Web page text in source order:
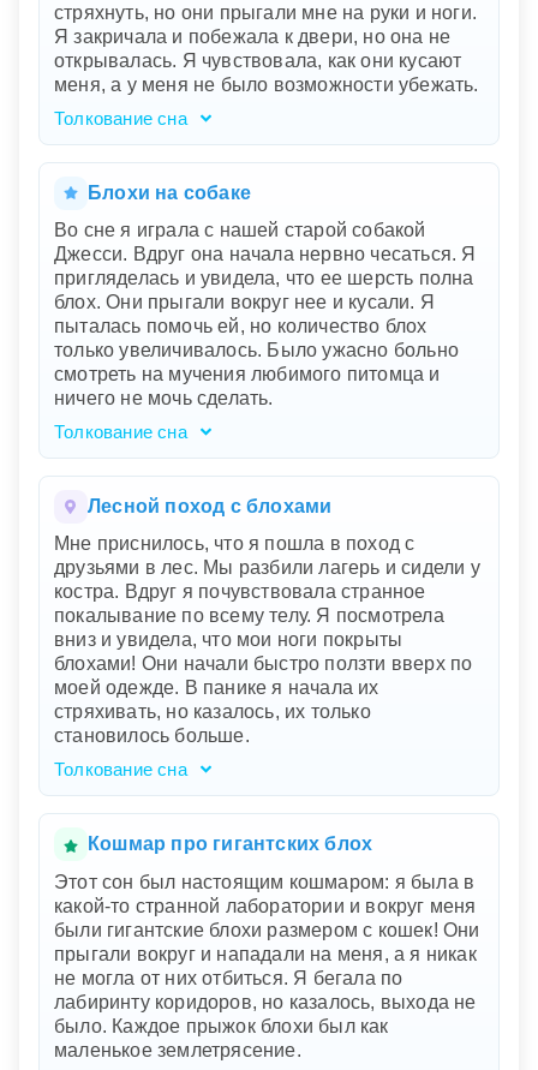
стряхнуть, но они прыгали мне на руки и ноги.
Я закричала и побежала к двери, но она не
открывалась. Я чувствовала, как они кусают
меня, а у меня не было возможности убежать.
Толкование сна
Ваш сон о ползучих блохах на ковре, закрытой
двери и ощущении безвыходности
представляет собой символическое
чувства уязвимости. Ковер, обычно
символизирующий уют и комфорт, становится
местом угрозы, что может указывать на
скрытые проблемы или тревоги в вашей
жизни, которые вы игнорировали или не
замечали. Блохи, кусая вас, показывают, что
эти проблемы начинают причинять вам
реальный дискомфорт. Закрытая дверь
символизирует чувство ловушки или
невозможности найти решение.
Блохи на собаке
Во сне я играла с нашей старой собакой
Джесси. Вдруг она начала нервно чесаться. Я
пригляделась и увидела, что ее шерсть полна
блох. Они прыгали вокруг нее и кусали. Я
пыталась помочь ей, но количество блох
только увеличивалось. Было ужасно больно
смотреть на мучения любимого питомца и
ничего не мочь сделать.
Толкование сна
Этот сон, где ваша старая собака Джесси
страдает от блох, символизирует глубокую
обеспокоенность и беспомощность перед
тревоги и невозможности помочь отражает
ваше внутреннее состояние и может быть
связано с реальными событиями в вашей
жизни. Возможно, вы чувствуете себя
подавленным или беспомощным перед
ситуацией, которая выходит из-под вашего
контроля. Эти блохи представляют мелкие, но
назойливые проблемы или заботы, которые
накапливаются и вызывают дискомфорт.
Лесной поход с блохами
Мне приснилось, что я пошла в поход с
друзьями в лес. Мы разбили лагерь и сидели у
костра. Вдруг я почувствовала странное
покалывание по всему телу. Я посмотрела
вниз и увидела, что мои ноги покрыты
блохами! Они начали быстро ползти вверх по
моей одежде. В панике я начала их
стряхивать, но казалось, их только
становилось больше.
Толкование сна
Сон о походе с друзьями, лагере и внезапном
нашествии блох может быть символическим
отражением вашего внутреннего мира. Поход
близость к природе и желание провести время
с дорогими вам людьми. Однако блохи,
которые вдруг появляются и начинают
атаковать вас, могут указывать на чувство
беспокойства или раздражения в реальной
жизни. Возможно, есть небольшие, но
настойчивые проблемы, которые вас
беспокоят и требуют вашего внимания.
Кошмар про гигантских блох
Этот сон был настоящим кошмаром: я была в
какой-то странной лаборатории и вокруг меня
были гигантские блохи размером с кошек! Они
прыгали вокруг и нападали на меня, а я никак
не могла от них отбиться. Я бегала по
лабиринту коридоров, но казалось, выхода не
было. Каждое прыжок блохи был как
маленькое землетрясение.